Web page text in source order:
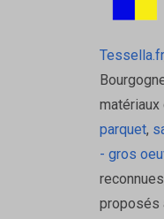
Tessella.fr
matériaux
parquet,
- gros
proposés